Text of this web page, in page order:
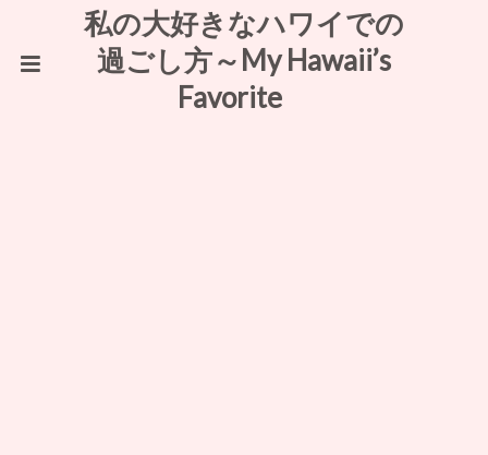
私の大好きなハワイでの
過ごし方～My Hawaii’s
Favorite